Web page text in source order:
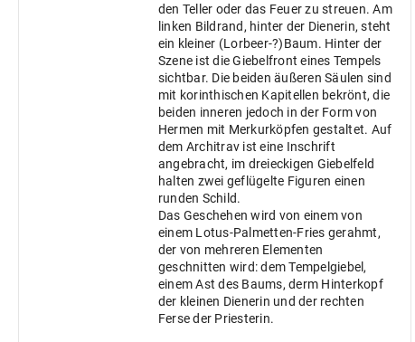
den Teller oder das Feuer zu streuen. Am
linken Bildrand, hinter der Dienerin, steht
ein kleiner (Lorbeer-?)Baum. Hinter der
Szene ist die Giebelfront eines Tempels
sichtbar. Die beiden äußeren Säulen sind
mit korinthischen Kapitellen bekrönt, die
beiden inneren jedoch in der Form von
Hermen mit Merkurköpfen gestaltet. Auf
dem Architrav ist eine Inschrift
angebracht, im dreieckigen Giebelfeld
halten zwei geflügelte Figuren einen
runden Schild.
Das Geschehen wird von einem von
einem Lotus-Palmetten-Fries gerahmt,
der von mehreren Elementen
geschnitten wird: dem Tempelgiebel,
einem Ast des Baums, derm Hinterkopf
der kleinen Dienerin und der rechten
Ferse der Priesterin.